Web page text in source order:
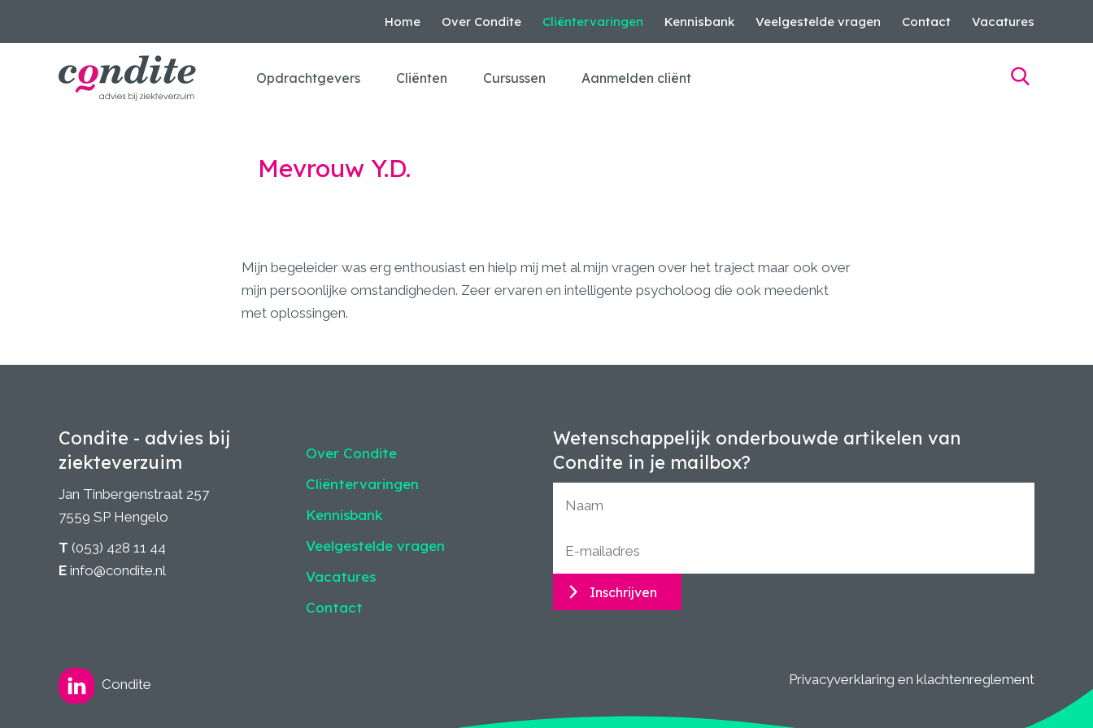
Home Over Condite Cliëntervaringen Kennisbank Veelgestelde vragen Contact Vacatures
Opdrachtgevers Cliënten Cursussen Aanmelden cliënt
Mevrouw Y.D.
Mijn begeleider was erg enthousiast en hielp mij met al mijn vragen over het traject maar ook over
mijn persoonlijke omstandigheden. Zeer ervaren en intelligente psycholoog die ook meedenkt
met oplossingen.
Condite - advies bij
ziekteverzuim
Jan Tinbergenstraat 257
7559 SP Hengelo
T (053) 428 11 44
E info@condite.nl
Over Condite
Cliëntervaringen
Kennisbank
Veelgestelde vragen
Vacatures
Contact
Wetenschappelijk onderbouwde artikelen van
Condite in je mailbox?
Inschrijven
Condite Privacyverklaring en klachtenreglement